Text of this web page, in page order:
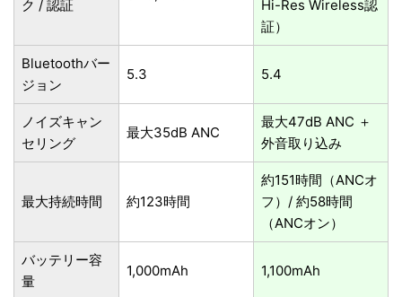
ク / 認証
Hi-Res Wireless認
証）
Bluetoothバー
ジョン
5.3 5.4
ノイズキャン
セリング
最大35dB ANC
最大47dB ANC ＋
外音取り込み
最大持続時間 約123時間
約151時間（ANCオ
フ）/ 約58時間
（ANCオン）
バッテリー容
量
1,000mAh 1,100mAh